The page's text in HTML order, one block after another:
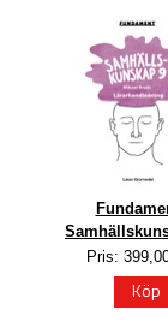
Pris:
Köp